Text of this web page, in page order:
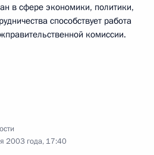
в сфере экономики, политики,
способствует работа
комиссии.
2003 года, 17:40